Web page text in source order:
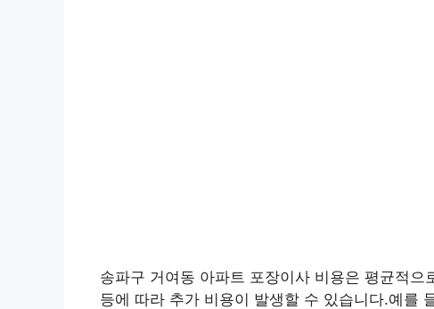
송파구 거여동 아파트 포장이사 비용은 평균적
등에 따라 추가 비용이 발생할 수 있습니다.예를